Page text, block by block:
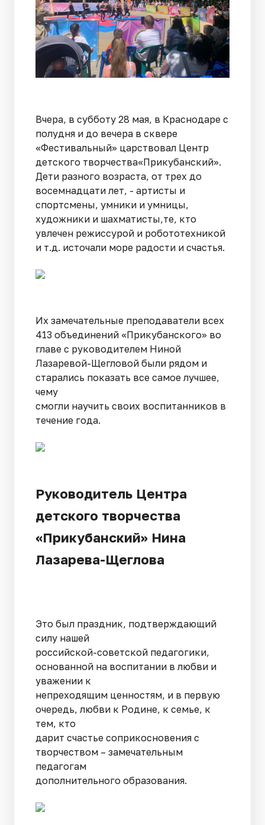
Вчера, в субботу 28 мая, в Краснодаре с
полудня и до вечера в сквере
«Фестивальный» царствовал Центр
детского творчества«Прикубанский».
Дети разного возраста, от трех до
восемнадцати лет, - артисты и
спортсмены, умники и умницы,
художники и шахматисты,те, кто
увлечен режиссурой и робототехникой
и т.д. источали море радости и счастья.
Их замечательные преподаватели всех
413 объединений «Прикубанского» во
главе с руководителем Ниной
Лазаревой-Щегловой были рядом и
старались показать все самое лучшее,
чему
смогли научить своих воспитанников в
течение года.
Руководитель Центра
детского творчества
«Прикубанский» Нина
Лазарева-Щеглова
Это был праздник, подтверждающий
силу нашей
российской-советской педагогики,
основанной на воспитании в любви и
уважении к
непреходящим ценностям, и в первую
очередь, любви к Родине, к семье, к
тем, кто
дарит счастье соприкосновения с
творчеством – замечательным
педагогам
дополнительного образования.